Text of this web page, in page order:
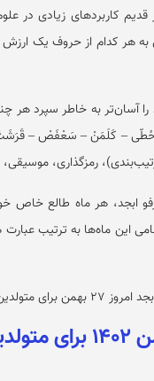
کاربرد‌های زیادی در
را آسا‌ن‌تر به خاطر سپرد هر
حُطّی – کَلَمَنْ – سَعْفَصْ – قَرَشَتْ
رمزگذاری،
ابجد، هر ماه طالع خاص
این ماه‌ها به ترتیب
سال ارائه شده است.